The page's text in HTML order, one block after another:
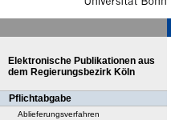
Elektronische Publikationen aus
dem Regierungsbezirk Köln
Pflichtabgabe
Ablieferungsverfahren